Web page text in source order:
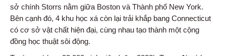
sở chính Storrs nằm giữa Boston và Thành phố New York.
Bên cạnh đó, 4 khu học xá còn lại trải khắp bang Connecticut
có cơ sở vật chất hiện đại, cùng nhau tạo thành một cộng
đồng học thuật sôi động.